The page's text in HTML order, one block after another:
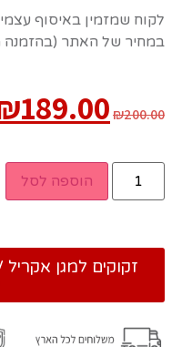
לקוח שמזמין באיסוף
במחיר של האתר
₪200.00
189.00
הוספה לסל
זקוקים למגן